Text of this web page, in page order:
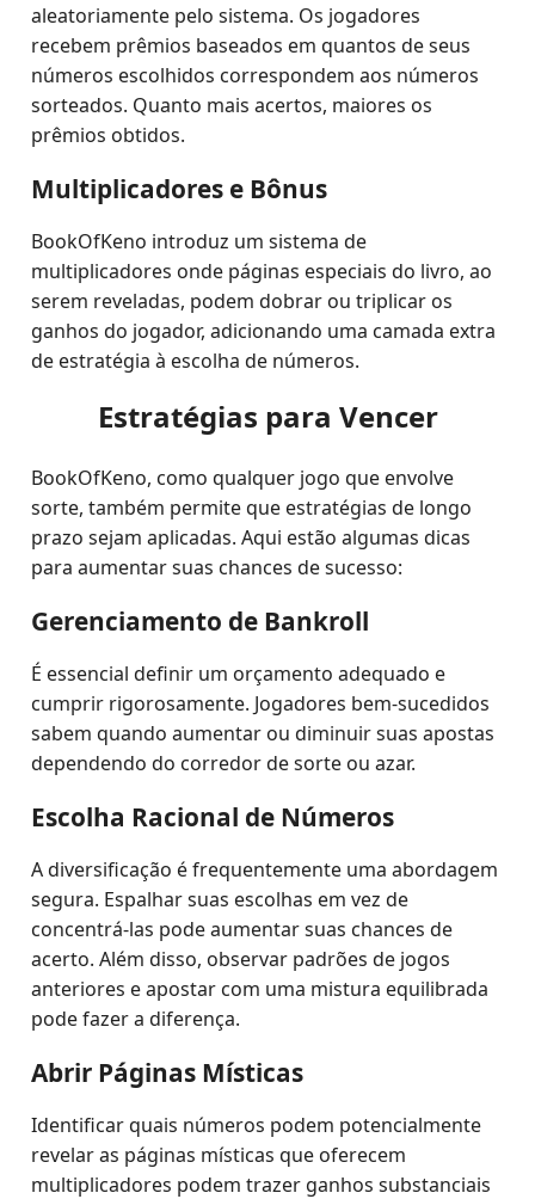
aleatoriamente pelo sistema. Os jogadores
recebem prêmios baseados em quantos de seus
números escolhidos correspondem aos números
sorteados. Quanto mais acertos, maiores os
prêmios obtidos.
Multiplicadores e Bônus
BookOfKeno introduz um sistema de
multiplicadores onde páginas especiais do livro, ao
serem reveladas, podem dobrar ou triplicar os
ganhos do jogador, adicionando uma camada extra
de estratégia à escolha de números.
Estratégias para Vencer
BookOfKeno, como qualquer jogo que envolve
sorte, também permite que estratégias de longo
prazo sejam aplicadas. Aqui estão algumas dicas
para aumentar suas chances de sucesso:
Gerenciamento de Bankroll
É essencial definir um orçamento adequado e
cumprir rigorosamente. Jogadores bem-sucedidos
sabem quando aumentar ou diminuir suas apostas
dependendo do corredor de sorte ou azar.
Escolha Racional de Números
A diversificação é frequentemente uma abordagem
segura. Espalhar suas escolhas em vez de
concentrá-las pode aumentar suas chances de
acerto. Além disso, observar padrões de jogos
anteriores e apostar com uma mistura equilibrada
pode fazer a diferença.
Abrir Páginas Místicas
Identificar quais números podem potencialmente
revelar as páginas místicas que oferecem
multiplicadores podem trazer ganhos substanciais